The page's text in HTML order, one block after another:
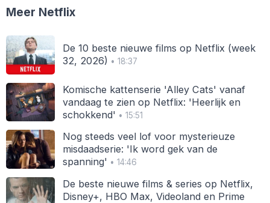
Meer Netflix
De 10 beste nieuwe films op Netflix (week
32, 2026) • 18:37
Komische kattenserie 'Alley Cats' vanaf
vandaag te zien op Netflix: 'Heerlijk en
schokkend' • 15:51
Nog steeds veel lof voor mysterieuze
misdaadserie: 'Ik word gek van de
spanning' • 14:46
De beste nieuwe films & series op Netflix,
Disney+, HBO Max, Videoland en Prime